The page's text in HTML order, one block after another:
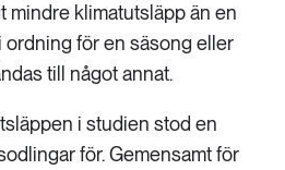
mindre klimatutsläpp än en
för en säsong eller
till något annat.
i studien stod en
för. Gemensamt för